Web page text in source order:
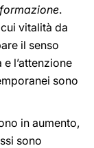
.
vitalità da
il senso
l’attenzione
sono
in aumento,
sono